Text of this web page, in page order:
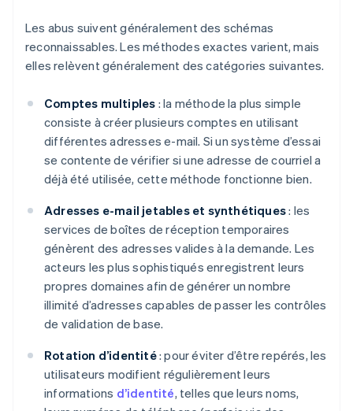
Les abus suivent généralement des schémas
reconnaissables. Les méthodes exactes varient, mais
elles relèvent généralement des catégories suivantes.
Comptes multiples : la méthode la plus simple
consiste à créer plusieurs comptes en utilisant
différentes adresses e-mail. Si un système d’essai
se contente de vérifier si une adresse de courriel a
déjà été utilisée, cette méthode fonctionne bien.
Adresses e-mail jetables et synthétiques: les
services de boîtes de réception temporaires
génèrent des adresses valides à la demande. Les
acteurs les plus sophistiqués enregistrent leurs
propres domaines afin de générer un nombre
illimité d’adresses capables de passer les contrôles
de validation de base.
Rotation d’identité: pour éviter d’être repérés, les
utilisateurs modifient régulièrement leurs
informations d’identité, telles que leurs noms,